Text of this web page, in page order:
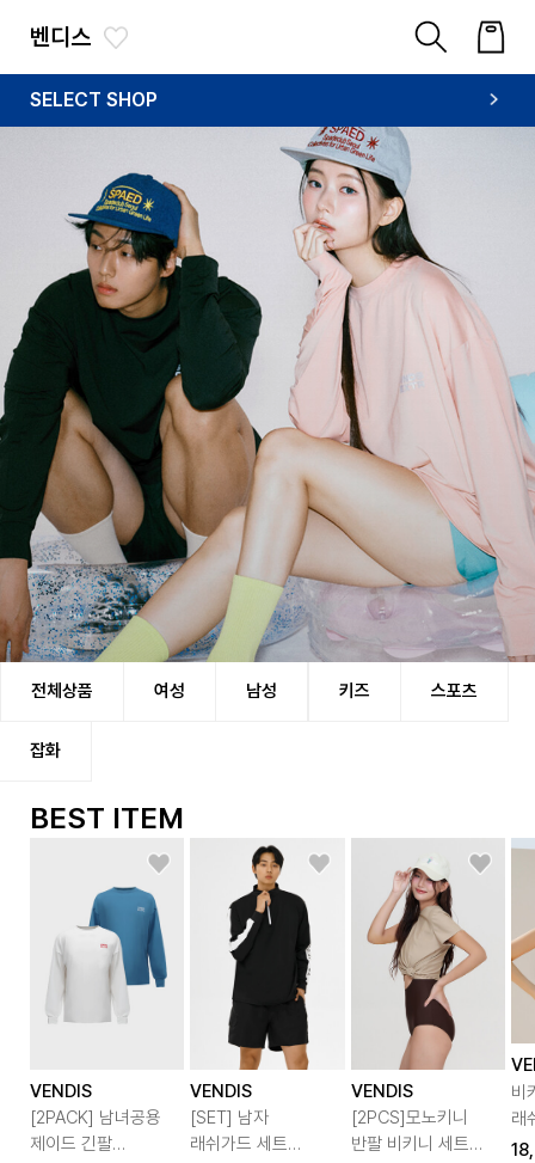
벤디스
SELECT SHOP
스윔웨어라는 시즌성의 한계를 뛰어넘어 모든 스포츠에
essential 자체가 되기를 소망합니다. 벤디스는 삶의
함께할 수 있는 브랜드가 되도록 끊임없이 고민하고
개발해 나갑니다.
전체상품 여성 남성 키즈 스포츠
잡화
BEST ITEM
VENDIS
[2PACK] 남녀공용
제이드 긴팔
VENDIS
[SET] 남자
래쉬가드 세트
VENDIS
[2PCS]모노키니
반팔 비키니 세트
비
래